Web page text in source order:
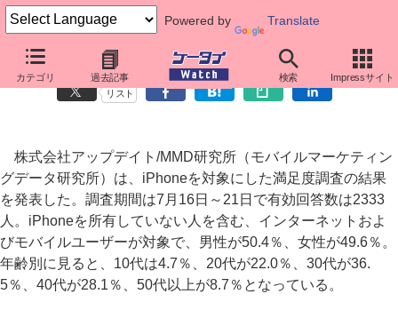
Powered by Translate
カテゴリ 過去記事 検索 Impressサイト
iPhoneユーザーが満足する点、不満に思う点とは――MMD研が調査
リスト
株式会社アップデイト/MMD研究所（モバイルマーケティン
グデータ研究所）は、iPhoneを対象にした満足度調査の結果
を発表した。調査期間は7月16日～21日で有効回答数は2333
人。iPhoneを所有していない人を含む、インターネットおよ
びモバイルユーザーが対象で、男性が50.4％、女性が49.6％。
年齢別に見ると、10代は4.7％、20代が22.0％、30代が36.
5％、40代が28.1％、50代以上が8.7％となっている。